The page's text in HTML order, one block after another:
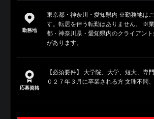
勤務地
東京都・神奈川・愛知県内 ※勤務地は
す。転居を伴う転勤はありません。 ※
都・神奈川県・愛知県内のクライアン
があります。
応募資格
【必須要件】 大学院、大学、短大、専
０２７年３月に卒業される方 文理不問、